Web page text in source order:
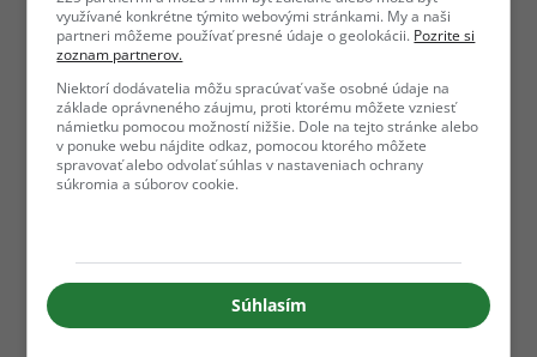
využívané konkrétne týmito webovými stránkami. My a naši
partneri môžeme používať presné údaje o geolokácii. Pozrite si
zoznam partnerov.
Niektorí dodávatelia môžu spracúvať vaše osobné údaje na
základe oprávneného záujmu, proti ktorému môžete vzniesť
námietku pomocou možností nižšie. Dole na tejto stránke alebo
v ponuke webu nájdite odkaz, pomocou ktorého môžete
spravovať alebo odvolať súhlas v nastaveniach ochrany
súkromia a súborov cookie.
Súhlasím